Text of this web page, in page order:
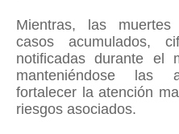
Mientras, las
casos acumulados,
notificadas durante el
manteniéndose las
fortalecer la atención
riesgos asociados.